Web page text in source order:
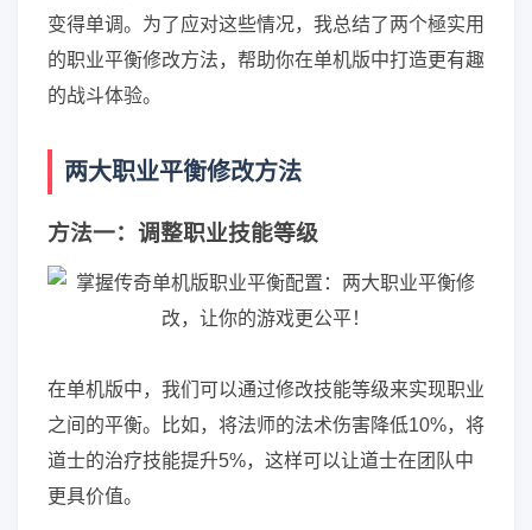
变得单调。为了应对这些情况，我总结了两个極实用
的职业平衡修改方法，帮助你在单机版中打造更有趣
的战斗体验。
两大职业平衡修改方法
方法一：调整职业技能等级
在单机版中，我们可以通过修改技能等级来实现职业
之间的平衡。比如，将法师的法术伤害降低10%，将
道士的治疗技能提升5%，这样可以让道士在团队中
更具价值。